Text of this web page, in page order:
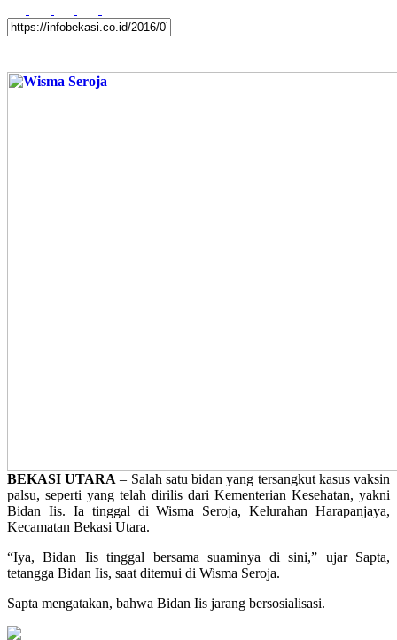
BEKASI UTARA – Salah satu bidan yang tersangkut kasus vaksin
palsu, seperti yang telah dirilis dari Kementerian Kesehatan, yakni
Bidan Iis. Ia tinggal di Wisma Seroja, Kelurahan Harapanjaya,
Kecamatan Bekasi Utara.
“Iya, Bidan Iis tinggal bersama suaminya di sini,” ujar Sapta,
tetangga Bidan Iis, saat ditemui di Wisma Seroja.
Sapta mengatakan, bahwa Bidan Iis jarang bersosialisasi.